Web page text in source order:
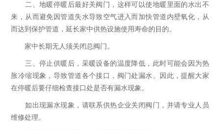
二、地暖停暖后最好关阀门，这样可以使地暖里面的水出不
来，从而避免因管道失水导致空气进入而加快管道内壁氧化，从
而达到保护管道，延长家中供热设施使用寿命的目的。
家中长期无人须关闭总阀门。
三、停止供暖后，采暖设备的温度降低，此时可能会因为热
胀冷缩现象，导致管道各个接口，阀门处漏水。因此，提醒大家
在停暖后要仔细检查接口处是否有漏水现象。
如出现漏水现象，请联系供热企业关闭阀门，并请专业人员
维修处理。